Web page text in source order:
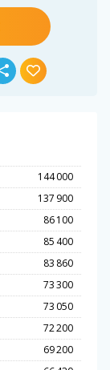
144 000
137 900
86 100
85 400
83 860
73 300
73 050
72 200
69 200